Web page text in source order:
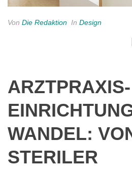
Von Die Redaktion In Design
ARZTPRAXIS-
WANDEL:
STERILER